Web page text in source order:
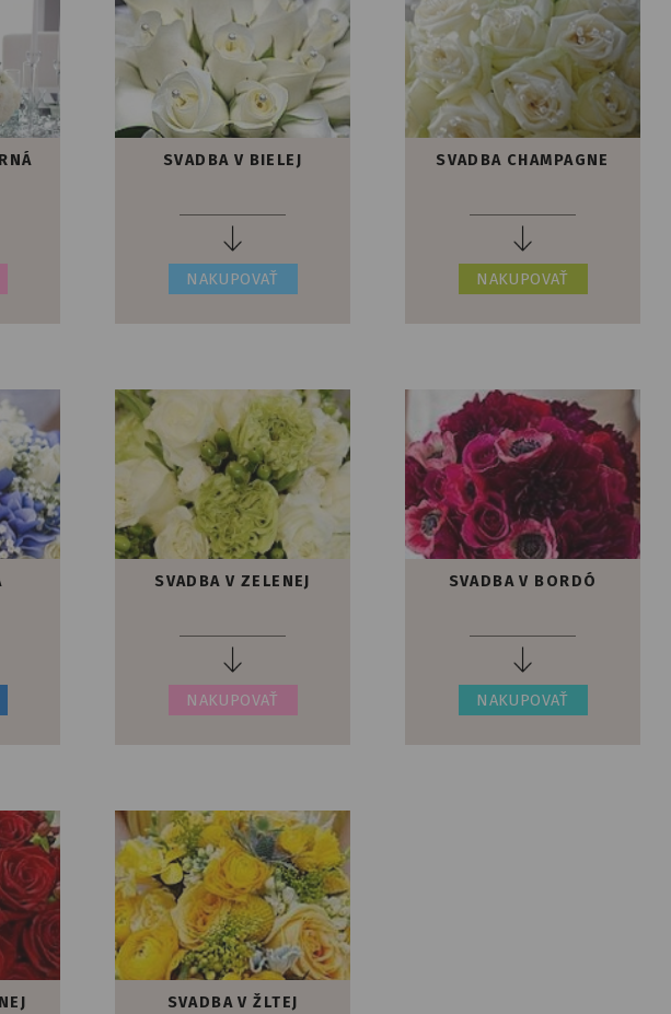
SVADBA V BIELEJ
NAKUPOVAŤ
SVADBA CHAMPAGNE
NAKUPOVAŤ
SVADBA V ZELENEJ
NAKUPOVAŤ
SVADBA V BORDÓ
NAKUPOVAŤ
SVADBA V ŽLTEJ